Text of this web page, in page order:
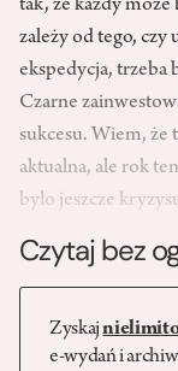
tak, że każdy może
zależy od tego, czy
ekspedycja, trzeba
Czarne
sukcesu. Wiem, że
aktualna, ale rok
było jeszcze
Czytaj bez
Zyskaj
e-wydań i